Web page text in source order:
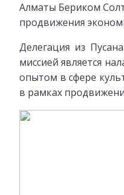
Алматы Бериком
продвижения
Делегация из
миссией является
опытом в сфере
в рамках